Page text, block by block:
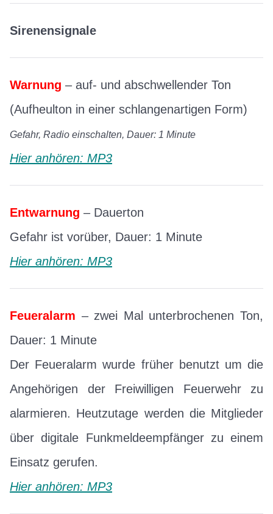
Sirenensignale
Warnung – auf- und abschwellender Ton
(Aufheulton in einer schlangenartigen Form)
Gefahr, Radio einschalten, Dauer: 1 Minute
Hier anhören: MP3
Entwarnung – Dauerton
Gefahr ist vorüber, Dauer: 1 Minute
Hier anhören: MP3
Feueralarm – zwei Mal unterbrochenen Ton,
Dauer: 1 Minute
Der Feueralarm wurde früher benutzt um die
Angehörigen der Freiwilligen Feuerwehr zu
alarmieren. Heutzutage werden die Mitglieder
über digitale Funkmeldeempfänger zu einem
Einsatz gerufen.
Hier anhören: MP3